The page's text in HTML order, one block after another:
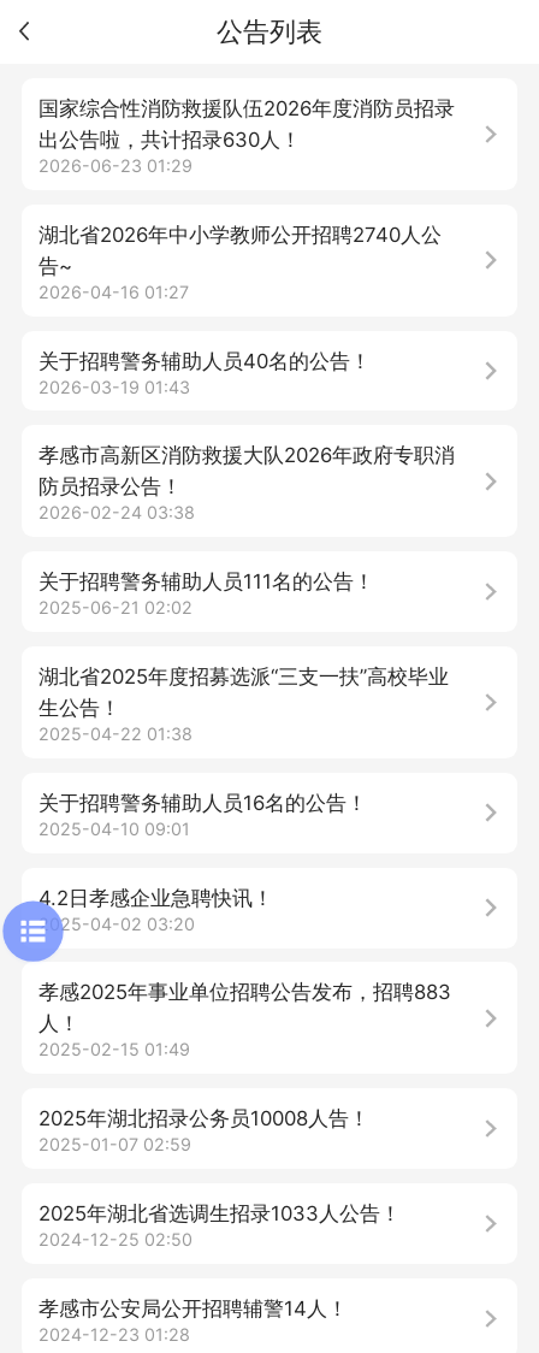
公告列表
国家综合性消防救援队伍2026年度消防员招录
出公告啦，共计招录630人！
2026-06-23 01:29
湖北省2026年中小学教师公开招聘2740人公
告~
2026-04-16 01:27
关于招聘警务辅助人员40名的公告！
2026-03-19 01:43
孝感市高新区消防救援大队2026年政府专职消
防员招录公告！
2026-02-24 03:38
关于招聘警务辅助人员111名的公告！
2025-06-21 02:02
湖北省2025年度招募选派“三支一扶”高校毕业
生公告！
2025-04-22 01:38
关于招聘警务辅助人员16名的公告！
2025-04-10 09:01
4.2日孝感企业急聘快讯！
2025-04-02 03:20
孝感2025年事业单位招聘公告发布，招聘883
人！
2025-02-15 01:49
2025年湖北招录公务员10008人告！
2025-01-07 02:59
2025年湖北省选调生招录1033人公告！
2024-12-25 02:50
孝感市公安局公开招聘辅警14人！
2024-12-23 01:28